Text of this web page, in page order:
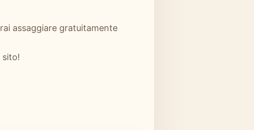
assaggiare gratuitamente
sito!